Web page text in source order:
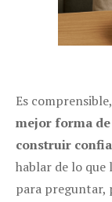
Es
mejor forma
construir
hablar de lo que
para preguntar,